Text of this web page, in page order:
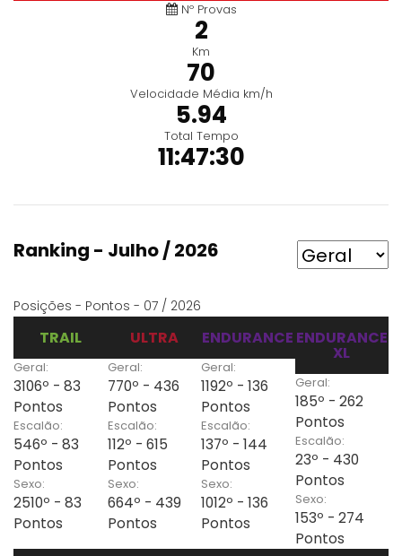
Nº Provas
2
Km
70
Velocidade Média km/h
5.94
Total Tempo
11:47:30
Ranking - Julho / 2026
Posições - Pontos - 07 / 2026
TRAIL
Geral:
3106º - 83
Pontos
Escalão:
546º - 83
Pontos
Sexo:
2510º - 83
Pontos
ULTRA
Geral:
770º - 436
Pontos
Escalão:
112º - 615
Pontos
Sexo:
664º - 439
Pontos
ENDURANCE
Geral:
1192º - 136
Pontos
Escalão:
137º - 144
Pontos
Sexo:
1012º - 136
Pontos
ENDURANCE
XL
Geral:
185º - 262
Pontos
Escalão:
23º - 430
Pontos
Sexo:
153º - 274
Pontos